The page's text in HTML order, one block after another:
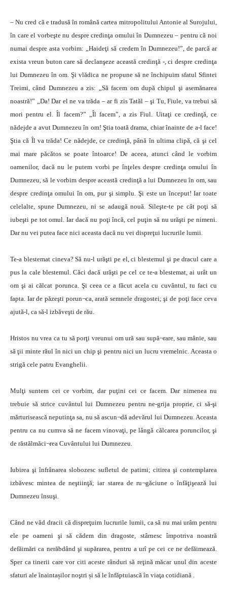
– Nu cred că e tradusă în română cartea mitropolitului Antonie al Surojului,
în care el vorbeşte nu despre credinţa omului în Dumnezeu – pentru că noi
numai despre asta vorbim: „Haideţi să credem în Dumnezeu!”, de parcă ar
exista vreun buton care să declanşeze această credinţă -, ci despre credinţa
lui Dumnezeu în om. Şi vlădica ne propune să ne închipuim sfatul Sfintei
Treimi, când Dumnezeu a zis: „Să facem om după chipul şi asemănarea
noastră!” „Da! Dar el ne va trăda – ar fi zis Tatăl – şi Tu, Fiule, va trebui să
mori pentru el. Îl facem?” „Îl facem”, a zis Fiul. Uitaţi ce credinţă, ce
nădejde a avut Dumnezeu în om! Ştia toată drama, chiar înainte de a-l face!
Ştia că Îl va trăda! Ce nădejde, ce credinţă, până în ultima clipă, că şi cel
mai mare păcătos se poate întoarce! De aceea, atunci când le vorbim
oamenilor, dacă nu le putem vorbi pe înţeles despre credinţa omului în
Dumnezeu, să le vorbim despre această credinţă a lui Dumnezeu în om, sau
despre credinţa omului în om, pur şi simplu. Şi este un început! Iar toate
celelalte, spune Dumnezeu, ni se adaugă nouă. Sileşte-te pe cât poţi să
iubeşti pe tot omul. Iar dacă nu poţi încă, cel puţin să nu urăşti pe nimeni.
Dar nu vei putea face nici aceasta dacă nu vei dispreţui lucrurile lumii.
Te-a blestemat cineva? Să nu-l urăşti pe el, ci blestemul şi pe dracul care a
pus la cale blestemul. Căci dacă urăşti pe cel ce te-a blestemat, ai urât un
om şi ai călcat porunca. Şi ceea ce a făcut acela cu cuvântul, tu faci cu
fapta. Iar de păzeşti porun¬ca, arată semnele dragostei; şi de poţi face ceva
ajută-l, ca să-l izbăveşti de rău.
Hristos nu vrea ca tu să porţi vreunui om ură sau supă¬rare, sau mânie, sau
să ţii minte răul în nici un chip şi pentru nici un lucru vremelnic. Aceasta o
strigă cele patru Evanghelii.
Mulţi suntem cei ce vorbim, dar puţini cei ce facem. Dar nimenea nu
trebuie să strice cuvântul lui Dumnezeu pentru ne-grija proprie, ci să-şi
mărturisească neputinţa sa, nu să ascun¬dă adevărul lui Dumnezeu. Aceasta
pentru ca nu cumva să ne facem vinovaţi, pe lângă călcarea poruncilor, şi
de răstălmăci¬rea Cuvântului lui Dumnezeu.
Iubirea şi înfrânarea slobozesc sufletul de patimi; citirea şi contemplarea
izbăvesc mintea de neştiinţă; iar starea de ru¬găciune o înfăţişează lui
Dumnezeu însuşi.
Când ne văd dracii că dispreţuim lucrurile lumii, ca să nu mai urâm pentru
ele pe oameni şi să cădem din dragoste, stârnesc împotriva noastră
defăimări ca nerăbdând şi supărarea, pentru a urî pe cei ce ne defăimează.
Sper ca tinerii care vor citi aceste rânduri să reţină măcar unul din aceste
sfaturi ale înaintașilor noştri și să le înfăptuiască în viaţa cotidiană .